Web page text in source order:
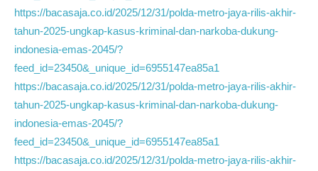
https://bacasaja.co.id/2025/12/31/polda-metro-jaya-rilis-akhir-
tahun-2025-ungkap-kasus-kriminal-dan-narkoba-dukung-
indonesia-emas-2045/?
feed_id=23450&_unique_id=6955147ea85a1
https://bacasaja.co.id/2025/12/31/polda-metro-jaya-rilis-akhir-
tahun-2025-ungkap-kasus-kriminal-dan-narkoba-dukung-
indonesia-emas-2045/?
feed_id=23450&_unique_id=6955147ea85a1
https://bacasaja.co.id/2025/12/31/polda-metro-jaya-rilis-akhir-